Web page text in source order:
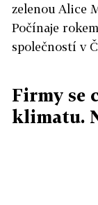
zelenou Alice
Počínaje
společností v
Firmy se
klimatu.